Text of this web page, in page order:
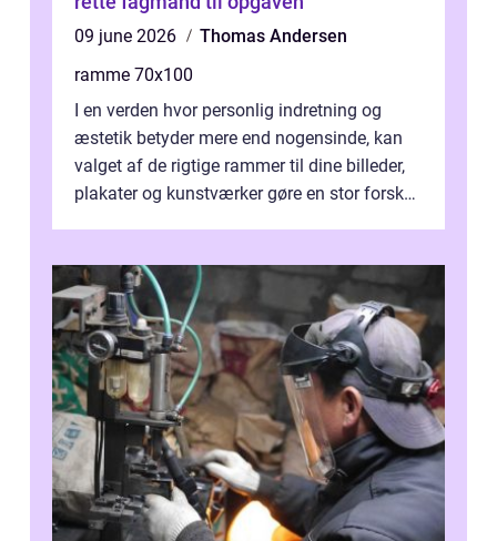
09 june 2026
Thomas Andersen
ramme 70x100
I en verden hvor personlig indretning og
æstetik betyder mere end nogensinde, kan
valget af de rigtige rammer til dine billeder,
plakater og kunstværker gøre en stor forskel.